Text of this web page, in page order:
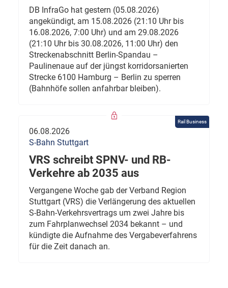
DB InfraGo hat gestern (05.08.2026)
angekündigt, am 15.08.2026 (21:10 Uhr bis
16.08.2026, 7:00 Uhr) und am 29.08.2026
(21:10 Uhr bis 30.08.2026, 11:00 Uhr) den
Streckenabschnitt Berlin-Spandau –
Paulinenaue auf der jüngst korridorsanierten
Strecke 6100 Hamburg – Berlin zu sperren
(Bahnhöfe sollen anfahrbar bleiben).
Rail Business
06.08.2026
S-Bahn Stuttgart
VRS schreibt SPNV- und RB-
Verkehre ab 2035 aus
Vergangene Woche gab der Verband Region
Stuttgart (VRS) die Verlängerung des aktuellen
S-Bahn-Verkehrsvertrags um zwei Jahre bis
zum Fahrplanwechsel 2034 bekannt – und
kündigte die Aufnahme des Vergabeverfahrens
für die Zeit danach an.